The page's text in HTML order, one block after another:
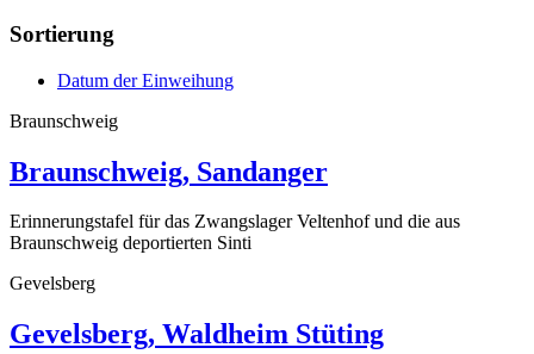
Sortierung
Datum der Einweihung
Braunschweig
Braunschweig, Sandanger
Erinnerungstafel für das Zwangslager Veltenhof und die aus
Braunschweig deportierten Sinti
Gevelsberg
Gevelsberg, Waldheim Stüting